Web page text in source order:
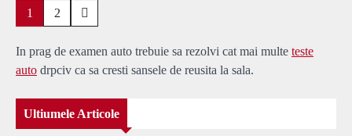
Paginație
1 2
In prag de examen auto trebuie sa rezolvi cat mai multe teste
auto drpciv ca sa cresti sansele de reusita la sala.
Ultiumele Articole